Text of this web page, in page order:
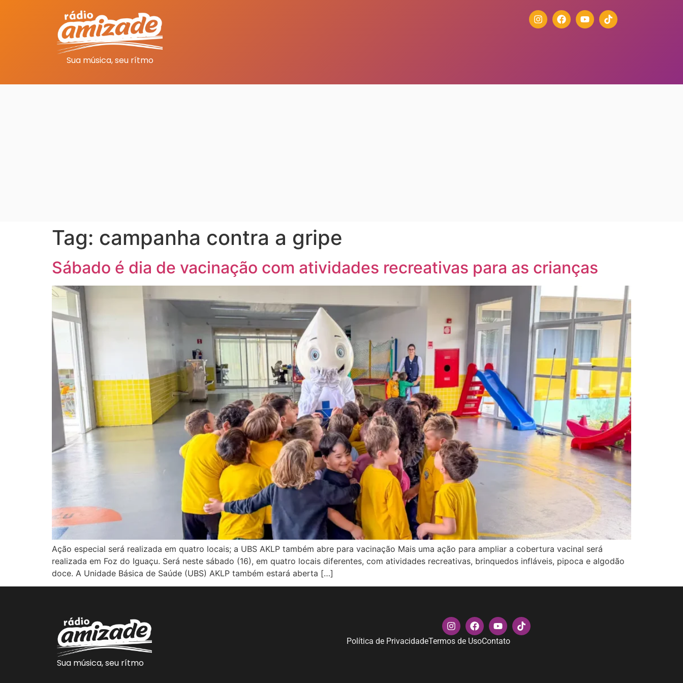
Sua música, seu rítmo
Tag: campanha contra a gripe
Sábado é dia de vacinação com atividades recreativas para as crianças
Ação especial será realizada em quatro locais; a UBS AKLP também abre para vacinação Mais uma ação para ampliar a cobertura vacinal será
realizada em Foz do Iguaçu. Será neste sábado (16), em quatro locais diferentes, com atividades recreativas, brinquedos infláveis, pipoca e algodão
doce. A Unidade Básica de Saúde (UBS) AKLP também estará aberta […]
Sua música, seu rítmo
Política de PrivacidadeTermos de UsoContato